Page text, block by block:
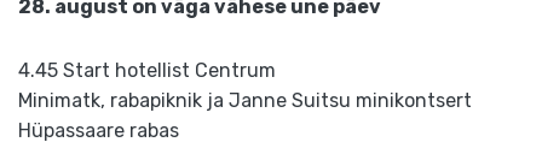
28. august on väga vähese une päev
4.45 Start hotellist Centrum
Minimatk, rabapiknik ja Janne Suitsu minikontsert
Hüpassaare rabas